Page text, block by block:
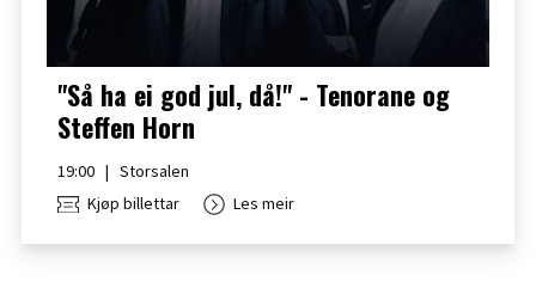
"Så ha ei god jul, då!" - Tenorane og
Steffen Horn
19:00 | Storsalen
Kjøp billettar
Les meir